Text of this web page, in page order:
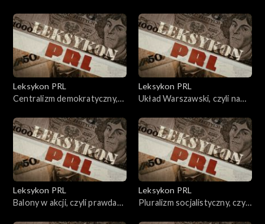
Leksykon PRL
Centralizm demokratyczny,
Leksykon PRL
Układ Warszawski, czyli na
Leksykon PRL
Balony w akcji, czyli prawda
Leksykon PRL
Pluralizm socjalistyczny, czyli